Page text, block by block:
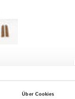
Über Cookies